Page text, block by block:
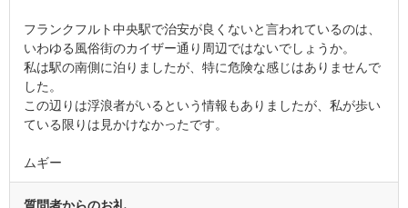
フランクフルト中央駅で治安が良くないと言われているのは、
いわゆる風俗街のカイザー通り周辺ではないでしょうか。
私は駅の南側に泊りましたが、特に危険な感じはありませんで
した。
この辺りは浮浪者がいるという情報もありましたが、私が歩い
ている限りは見かけなかったです。
ムギー